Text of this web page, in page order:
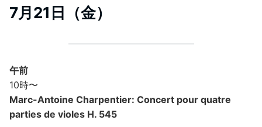
7月21日（金）
午前
10時〜
Marc-Antoine Charpentier: Concert pour quatre
parties de violes H. 545